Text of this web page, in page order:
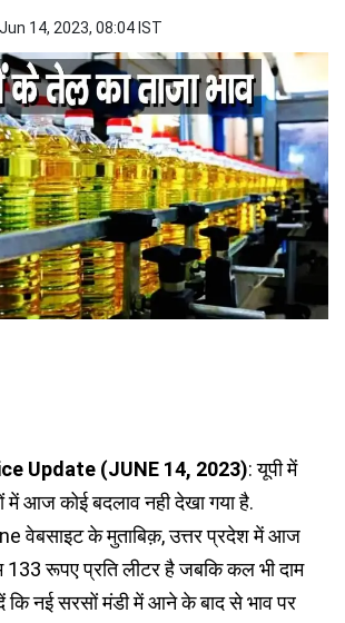
Jun 14, 2023, 08:04 IST
Update (JUNE 14, 2023): यूपी में
में आज कोई बदलाव नही देखा गया है.
वेबसाइट के मुताबिक़, उत्तर प्रदेश में आज
रूपए प्रति लीटर है जबकि कल भी दाम
कि नई सरसों मंडी में आने के बाद से भाव पर